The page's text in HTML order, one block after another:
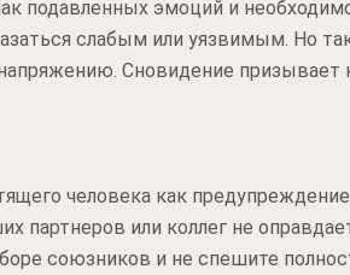
подавленных эмоций и
слабым или уязвимым. Но
Сновидение призывает
человека как
партнеров или коллег не
союзников и не спешите